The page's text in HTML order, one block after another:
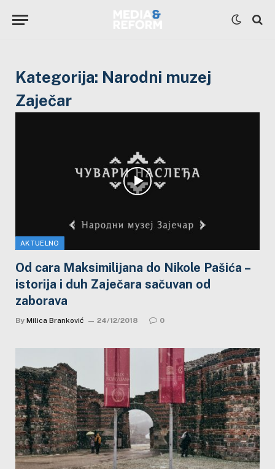
Kategorija: Narodni muzej
Zaječar
AKTUELNO
Od cara Maksimilijana do Nikole Pašića –
istorija i duh Zaječara sačuvan od
zaborava
By Milica Branković 24/12/2018 0